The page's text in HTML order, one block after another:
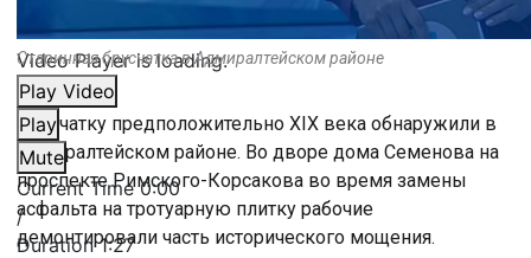
Video Player is loading.
Play Video
Play
Mute
Current Time0:00
/
Duration1:27
Старинная брусчатка в Адмиралтейском районе
Брусчатку предположительно XIX века обнаружили в
Адмиралтейском районе. Во дворе дома Семенова на
проспекте Римского-Корсакова во время замены
асфальта на тротуарную плитку рабочие
демонтировали часть исторического мощения.